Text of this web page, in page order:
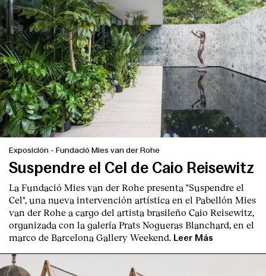
Exposición - Fundació Mies van der Rohe
Suspendre el Cel de Caio Reisewitz
La Fundació Mies van der Rohe presenta "Suspendre el
Cel", una nueva intervención artística en el Pabellón Mies
van der Rohe a cargo del artista brasileño Caio Reisewitz,
organizada con la galería Prats Nogueras Blanchard, en el
marco de Barcelona Gallery Weekend. Leer Más